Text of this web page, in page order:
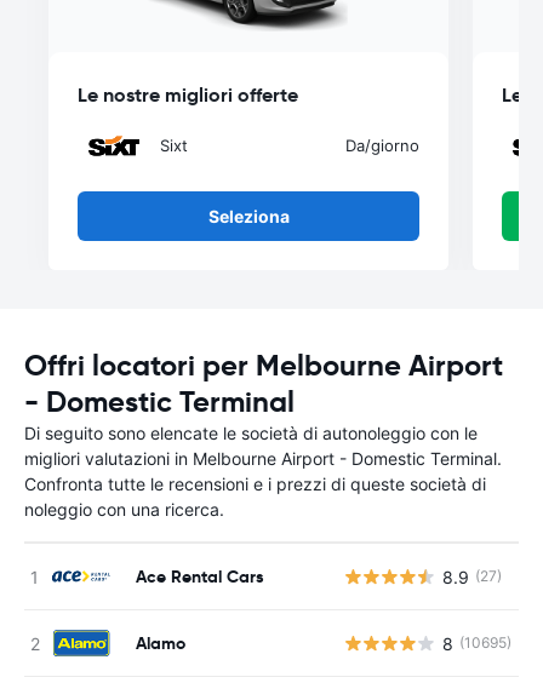
Le nostre migliori offerte
Sixt Da/giorno
Seleziona
Le
Offri locatori per Melbourne Airport
- Domestic Terminal
Di seguito sono elencate le società di autonoleggio con le
migliori valutazioni in Melbourne Airport - Domestic Terminal.
Confronta tutte le recensioni e i prezzi di queste società di
noleggio con una ricerca.
Ace Rental Cars 8.9 (27)
Alamo 8 (10695)